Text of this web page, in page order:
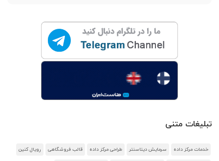
تبلیغات متنی
خدمات مرکز داده سرمایش دیتاسنتر طراحی مرکز داده قالب فروشگاهی رویال کنین